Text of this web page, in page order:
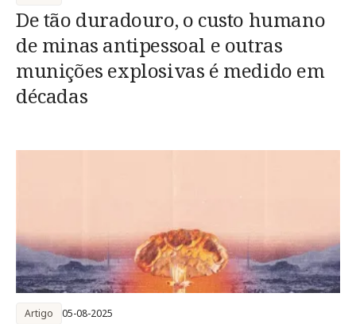
De tão duradouro, o custo humano
de minas antipessoal e outras
munições explosivas é medido em
décadas
Artigo 05-08-2025